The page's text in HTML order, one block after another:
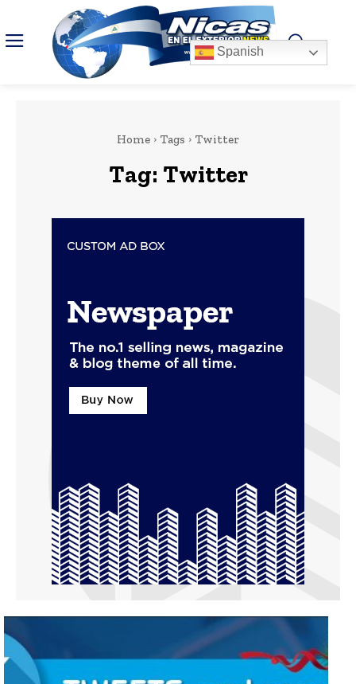
Home Tags Twitter
Tag: Twitter
Spanish